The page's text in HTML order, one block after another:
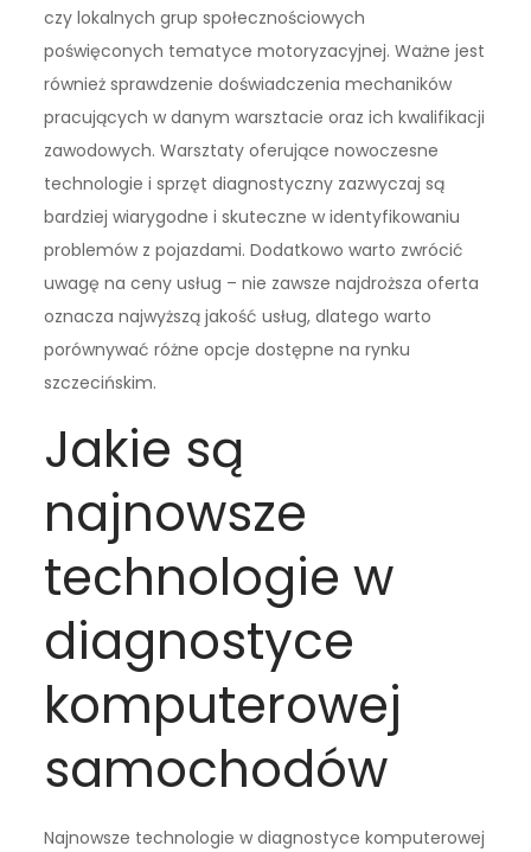
czy lokalnych grup społecznościowych
poświęconych tematyce motoryzacyjnej. Ważne jest
również sprawdzenie doświadczenia mechaników
pracujących w danym warsztacie oraz ich kwalifikacji
zawodowych. Warsztaty oferujące nowoczesne
technologie i sprzęt diagnostyczny zazwyczaj są
bardziej wiarygodne i skuteczne w identyfikowaniu
problemów z pojazdami. Dodatkowo warto zwrócić
uwagę na ceny usług – nie zawsze najdroższa oferta
oznacza najwyższą jakość usług, dlatego warto
porównywać różne opcje dostępne na rynku
szczecińskim.
Jakie są
najnowsze
technologie w
diagnostyce
komputerowej
samochodów
Najnowsze technologie w diagnostyce komputerowej